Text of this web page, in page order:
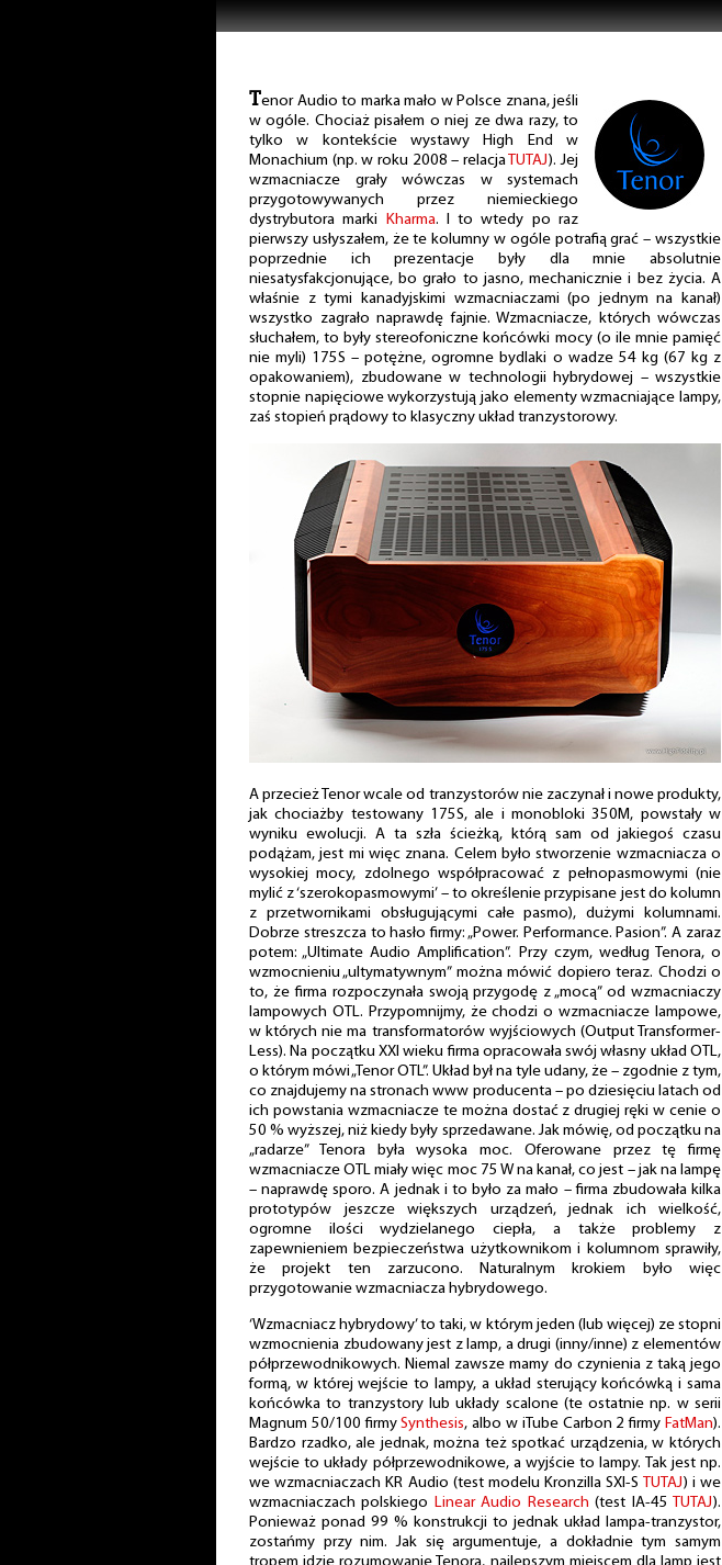
Tenor Audio to marka mało w Polsce znana, jeśli
w ogóle. Chociaż pisałem o niej ze dwa razy, to
tylko w kontekście wystawy High End w
Monachium (np. w roku 2008 – relacjaTUTAJ). Jej
wzmacniacze grały wówczas w systemach
przygotowywanych przez niemieckiego
dystrybutora marki
Kharma. I to wtedy po raz
pierwszy usłyszałem, że te kolumny w ogóle potrafią grać – wszystkie
poprzednie ich prezentacje były dla mnie absolutnie
niesatysfakcjonujące, bo grało to jasno, mechanicznie i bez życia. A
właśnie z tymi kanadyjskimi wzmacniaczami (po jednym na kanał)
wszystko zagrało naprawdę fajnie. Wzmacniacze, których wówczas
słuchałem, to były stereofoniczne końcówki mocy (o ile mnie pamięć
nie myli) 175S – potężne, ogromne bydlaki o wadze 54 kg (67 kg z
opakowaniem), zbudowane w technologii hybrydowej – wszystkie
stopnie napięciowe wykorzystują jako elementy wzmacniające lampy,
zaś stopień prądowy to klasyczny układ tranzystorowy.
A przecież Tenor wcale od tranzystorów nie zaczynał i nowe produkty,
jak chociażby testowany 175S, ale i monobloki 350M, powstały w
wyniku ewolucji. A ta szła ścieżką, którą sam od jakiegoś czasu
podążam, jest mi więc znana. Celem było stworzenie wzmacniacza o
wysokiej mocy, zdolnego współpracować z pełnopasmowymi (nie
mylić z ‘szerokopasmowymi’ – to określenie przypisane jest do kolumn
z przetwornikami obsługującymi całe pasmo), dużymi kolumnami.
Dobrze streszcza to hasło firmy: „Power. Performance. Pasion”. A zaraz
potem: „Ultimate Audio Amplification”. Przy czym, według Tenora, o
wzmocnieniu „ultymatywnym” można mówić dopiero teraz. Chodzi o
to, że firma rozpoczynała swoją przygodę z „mocą” od wzmacniaczy
lampowych OTL. Przypomnijmy, że chodzi o wzmacniacze lampowe,
w których nie ma transformatorów wyjściowych (Output Transformer-
Less). Na początku XXI wieku firma opracowała swój własny układ OTL,
o którym mówi „Tenor OTL”. Układ był na tyle udany, że – zgodnie z tym,
co znajdujemy na stronach www producenta – po dziesięciu latach od
ich powstania wzmacniacze te można dostać z drugiej ręki w cenie o
50 % wyższej, niż kiedy były sprzedawane. Jak mówię, od początku na
„radarze” Tenora była wysoka moc. Oferowane przez tę firmę
wzmacniacze OTL miały więc moc 75 W na kanał, co jest – jak na lampę
– naprawdę sporo. A jednak i to było za mało – firma zbudowała kilka
prototypów jeszcze większych urządzeń, jednak ich wielkość,
ogromne ilości wydzielanego ciepła, a także problemy z
zapewnieniem bezpieczeństwa użytkownikom i kolumnom sprawiły,
że projekt ten zarzucono. Naturalnym krokiem było więc
przygotowanie wzmacniacza hybrydowego.
‘Wzmacniacz hybrydowy’ to taki, w którym jeden (lub więcej) ze stopni
wzmocnienia zbudowany jest z lamp, a drugi (inny/inne) z elementów
półprzewodnikowych. Niemal zawsze mamy do czynienia z taką jego
formą, w której wejście to lampy, a układ sterujący końcówką i sama
końcówka to tranzystory lub układy scalone (te ostatnie np. w serii
Magnum 50/100 firmySynthesis, albo w iTube Carbon 2 firmy FatMan).
Bardzo rzadko, ale jednak, można też spotkać urządzenia, w których
wejście to układy półprzewodnikowe, a wyjście to lampy. Tak jest np.
we wzmacniaczach KR Audio (test modelu Kronzilla SXI-S TUTAJ) i we
wzmacniaczach polskiego Linear Audio Research (test IA-45TUTAJ).
Ponieważ ponad 99 % konstrukcji to jednak układ lampa-tranzystor,
zostańmy przy nim. Jak się argumentuje, a dokładnie tym samym